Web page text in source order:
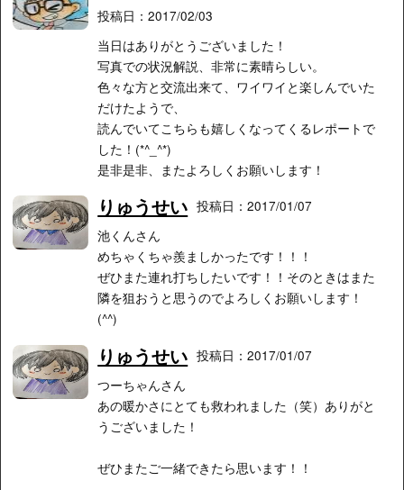
投稿日：2017/02/03
当日はありがとうございました！
写真での状況解説、非常に素晴らしい。
色々な方と交流出来て、ワイワイと楽しんでいた
だけたようで、
読んでいてこちらも嬉しくなってくるレポートで
した！(*^_^*)
是非是非、またよろしくお願いします！
りゅうせい 投稿日：2017/01/07
池くんさん
めちゃくちゃ羨ましかったです！！！
ぜひまた連れ打ちしたいです！！そのときはまた
隣を狙おうと思うのでよろしくお願いします！
(^^)
りゅうせい 投稿日：2017/01/07
つーちゃんさん
あの暖かさにとても救われました（笑）ありがと
うございました！
ぜひまたご一緒できたら思います！！